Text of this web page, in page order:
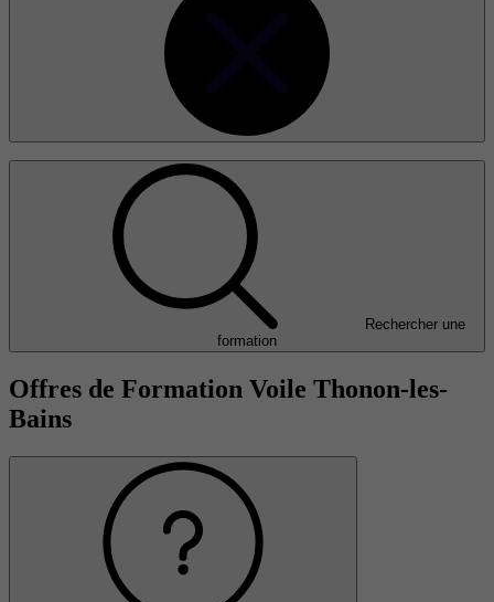
Rechercher une
formation
Offres de Formation Voile Thonon-les-
Bains